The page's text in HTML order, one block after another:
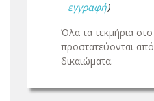
εγγραφή)
Όλα τα τεκμήρια
προστατεύονται
δικαιώματα.